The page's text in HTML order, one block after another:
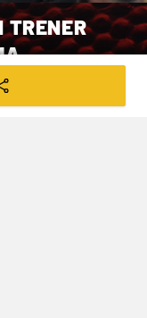
TRENER